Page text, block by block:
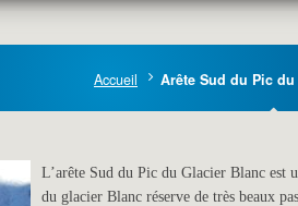
Accueil Arête Sud du Pic
L’arête Sud du Pic du Glacier Blanc est
du glacier Blanc réserve de très beaux